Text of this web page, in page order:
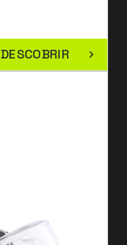
DESCOBRIR